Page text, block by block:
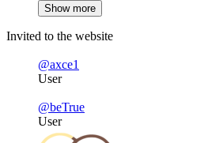
Show more
Invited to the website
@axce1
User
@beTrue
User